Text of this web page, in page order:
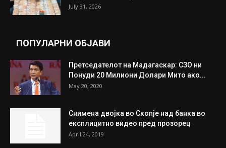
July 31, 2026
ПОПУЛАРНИ ОБЈАВИ
Претседателот на Мадагаскар: СЗО ни
Понуди 20 Милиони Долари Мито ако...
May 20, 2020
Снимена двојка во Скопје над банка во
експлицитно видео пред прозорец
April 24, 2019